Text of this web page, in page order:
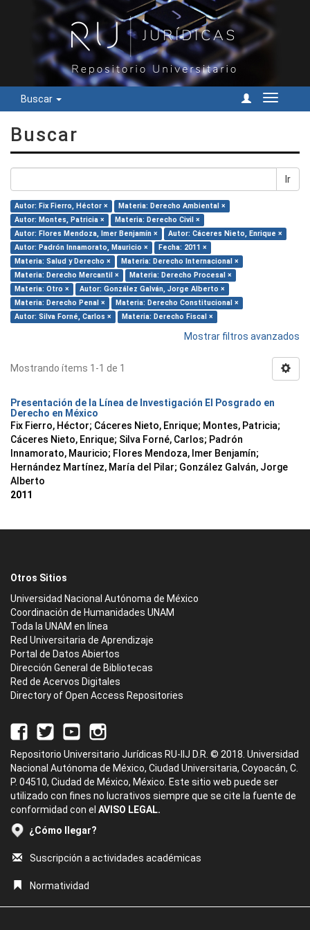
Buscar
Cambiar
Buscar
Ir
Autor: Fix Fierro, Héctor ×
Materia: Derecho Ambiental ×
Autor: Montes, Patricia ×
Materia: Derecho Civil ×
Autor: Flores Mendoza, Imer Benjamín ×
Autor: Cáceres Nieto, Enrique ×
Autor: Padrón Innamorato, Mauricio ×
Fecha: 2011 ×
Materia: Salud y Derecho ×
Materia: Derecho Internacional ×
Materia: Derecho Mercantil ×
Materia: Derecho Procesal ×
Materia: Otro ×
Autor: González Galván, Jorge Alberto ×
Materia: Derecho Penal ×
Materia: Derecho Constitucional ×
Autor: Silva Forné, Carlos ×
Materia: Derecho Fiscal ×
Mostrar filtros avanzados
Mostrando ítems 1-1 de 1
Presentación de la Línea de Investigación El Posgrado en
Derecho en México
Fix Fierro, Héctor; Cáceres Nieto, Enrique; Montes, Patricia;
Cáceres Nieto, Enrique; Silva Forné, Carlos; Padrón
Innamorato, Mauricio; Flores Mendoza, Imer Benjamín;
Hernández Martínez, María del Pilar; González Galván, Jorge
Alberto
2011
Otros Sitios
Universidad Nacional Autónoma de México
Coordinación de Humanidades UNAM
Toda la UNAM en línea
Red Universitaria de Aprendizaje
Portal de Datos Abiertos
Dirección General de Bibliotecas
Red de Acervos Digitales
Directory of Open Access Repositories
Repositorio Universitario Jurídicas RU-IIJ D.R. © 2018. Universidad
Nacional Autónoma de México, Ciudad Universitaria, Coyoacán, C.
P. 04510, Ciudad de México, México. Este sitio web puede ser
utilizado con fines no lucrativos siempre que se cite la fuente de
conformidad con el AVISO LEGAL.
¿Cómo llegar?
Suscripción a actividades académicas
Normatividad